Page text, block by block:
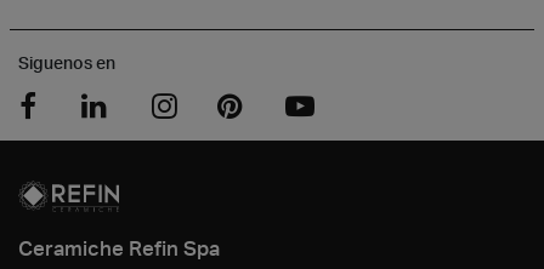
Siguenos en
Ceramiche Refin Spa